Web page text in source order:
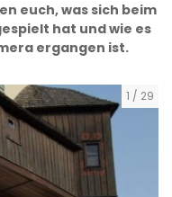
euch, was sich beim
hat und wie es
ergangen ist.
1 / 29